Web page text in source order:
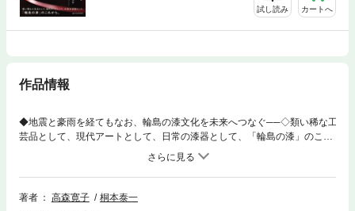
試し読み カートへ
作品情報
◆地震と豪雨を経てもなお、輪島の漆文化を未来へつなぐ──◇類い稀な工
芸品として、現代アートとして、日常の漆器として、「輪島の漆」のこれ
から。【特別対談を収録】◉小森邦衞［人間国宝］×桐本泰一［輪島キリ
モト代表］◉若宮隆志［彦十蒔絵プロデューサー］×桐本泰一◉高森寛子
［スペースたかもり主宰］×桐本泰一**********地殻変動によって海の底か
ら陸地に現れた珪藻土、湿気の多い気候、厳しい自然によって、輪島塗は
著者 高森寛子
桐本泰一